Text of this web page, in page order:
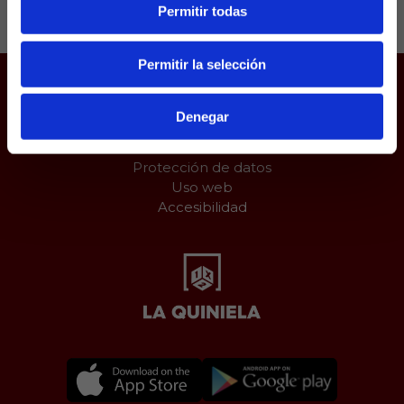
Permitir todas
Permitir la selección
Denegar
Juego responsable
Aviso Legal
Protección de datos
Uso web
Accesibilidad